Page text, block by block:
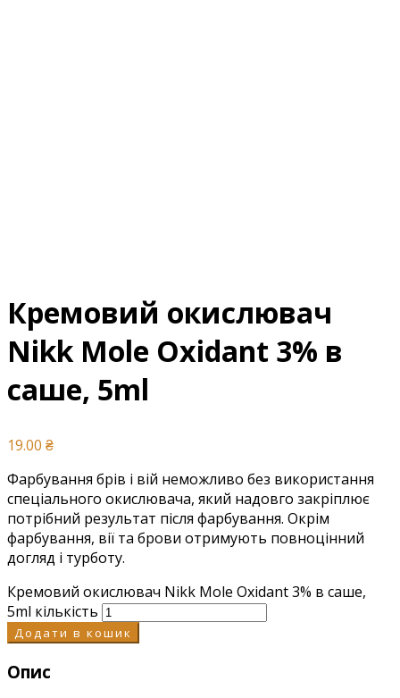
Кремовий окислювач
Nikk Mole Oxidant 3% в
саше, 5ml
19.00 ₴
Фарбування брів і вій неможливо без використання
спеціального окислювача, який надовго закріплює
потрібний результат після фарбування. Окрім
фарбування, вії та брови отримують повноцінний
догляд і турботу.
Кремовий окислювач Nikk Mole Oxidant 3% в саше,
5ml кількість
Додати в кошик
Опис